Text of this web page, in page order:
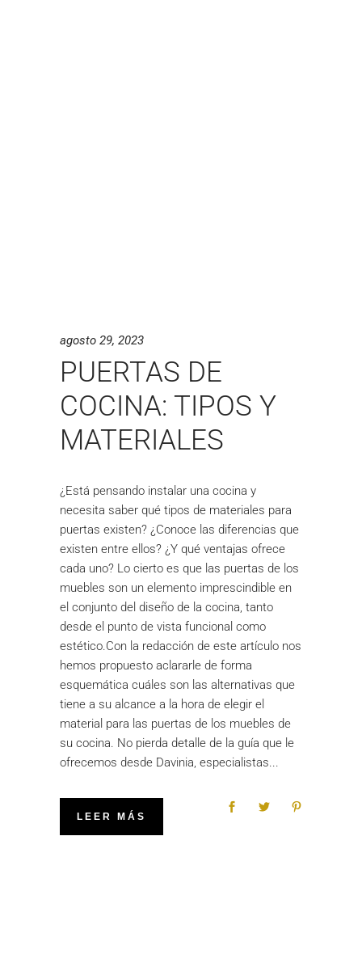
agosto 29, 2023
PUERTAS DE
COCINA: TIPOS Y
MATERIALES
¿Está pensando instalar una cocina y
necesita saber qué tipos de materiales para
puertas existen? ¿Conoce las diferencias que
existen entre ellos? ¿Y qué ventajas ofrece
cada uno? Lo cierto es que las puertas de los
muebles son un elemento imprescindible en
el conjunto del diseño de la cocina, tanto
desde el punto de vista funcional como
estético.Con la redacción de este artículo nos
hemos propuesto aclararle de forma
esquemática cuáles son las alternativas que
tiene a su alcance a la hora de elegir el
material para las puertas de los muebles de
su cocina. No pierda detalle de la guía que le
ofrecemos desde Davinia, especialistas
LEER MÁS